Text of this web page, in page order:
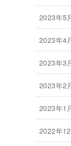
2023年5
2023年4
2023年3
2023年2
2023年1
2022年